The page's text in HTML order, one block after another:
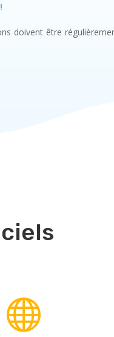
doivent être
